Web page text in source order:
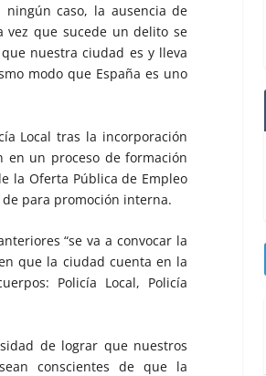
caso, la ausencia de
vez que sucede un delito se
nuestra ciudad es y lleva
modo que España es uno
Local tras la incorporación
en un proceso de formación
la Oferta Pública de Empleo
de para promoción interna.
“se va a convocar la
que la ciudad cuenta en la
Policía Local, Policía
de lograr que nuestros
conscientes de que la